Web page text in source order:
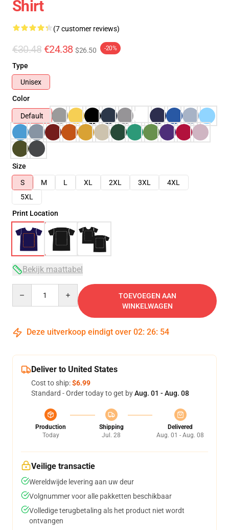
Shirt
(7 customer reviews)
€30.48 €24.38 $26.50 -20%
Type
Unisex
Color
Default
Size
S
M L XL 2XL 3XL
4XL
5XL
Print Location
Bekijk maattabel
TOEVOEGEN AAN
WINKELWAGEN
Deze uitverkoop eindigt over 02: 26: 54
Deliver to United States
Cost to ship:$6.99
Standard - Order today to get byAug. 01 - Aug. 08
Production
Today
Shipping
Jul. 28
Delivered
Aug. 01 - Aug. 08
Veilige transactie
Wereldwijde levering aan uw deur
Volgnummer voor alle pakketten beschikbaar
Volledige terugbetaling als het product niet wordt
ontvangen